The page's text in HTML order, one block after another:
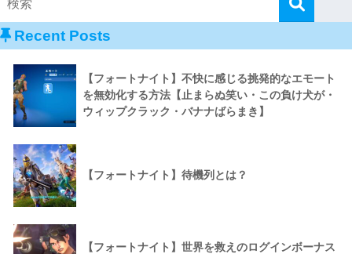
Recent Posts
【フォートナイト】不快に感じる挑発的なエモート
を無効化する方法【止まらぬ笑い・この負け犬が・
ウィップクラック・バナナばらまき】
【フォートナイト】待機列とは？
【フォートナイト】世界を救えのログインボーナス